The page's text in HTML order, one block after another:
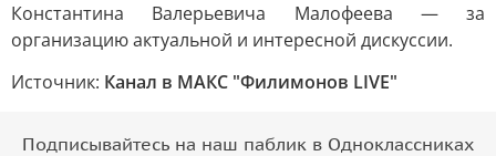
Константина Валерьевича Малофеева — за
организацию актуальной и интересной дискуссии.
Источник: Канал в МАКС "Филимонов LIVE"
Подписывайтесь на наш паблик в Одноклассниках